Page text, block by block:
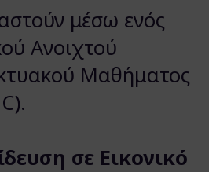
μέσω ενός
Ανοιχτού
Μαθήματος
σε Εικονικό